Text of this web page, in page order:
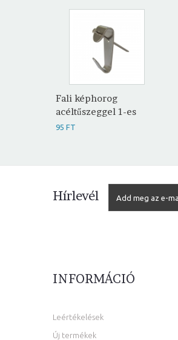
Fali képhorog
acéltűszeggel 1-es
95 FT
Hírlevél
INFORMÁCIÓ
Leértékelések
Új termékek